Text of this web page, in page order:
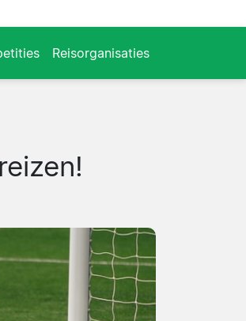
Reisorganisaties